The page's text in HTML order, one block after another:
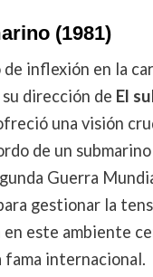
(1981)
inflexión en la
dirección de El
una visión
de un
Guerra
gestionar la
este ambiente
fama internacional.